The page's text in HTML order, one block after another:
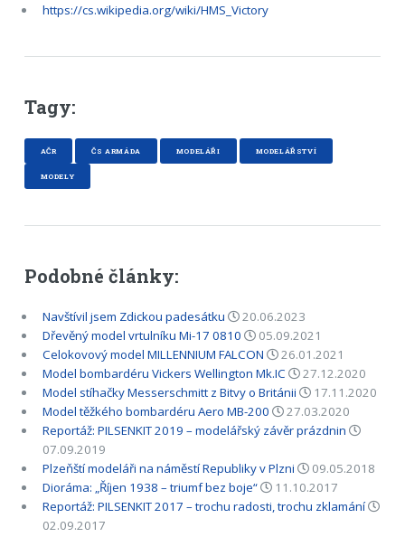
https://cs.wikipedia.org/wiki/HMS_Victory
Tagy:
AČR ČS ARMÁDA MODELÁŘI MODELÁŘSTVÍ
MODELY
Podobné články:
Navštívil jsem Zdickou padesátku
20.06.2023
Dřevěný model vrtulníku Mi-17 0810
05.09.2021
Celokovový model MILLENNIUM FALCON
26.01.2021
Model bombardéru Vickers Wellington Mk.IC
27.12.2020
Model stíhačky Messerschmitt z Bitvy o Británii
17.11.2020
Model těžkého bombardéru Aero MB-200
27.03.2020
Reportáž: PILSENKIT 2019 – modelářský závěr prázdnin
07.09.2019
Plzeňští modeláři na náměstí Republiky v Plzni
09.05.2018
Dioráma: „Říjen 1938 – triumf bez boje“
11.10.2017
Reportáž: PILSENKIT 2017 – trochu radosti, trochu zklamání
02.09.2017